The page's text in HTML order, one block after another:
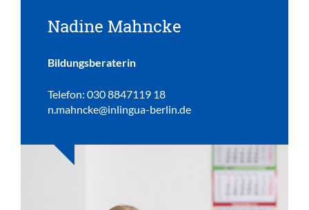
Nadine Mahncke
Bildungsberaterin
Telefon: 030 8847119 18
n.mahncke@inlingua-berlin.de